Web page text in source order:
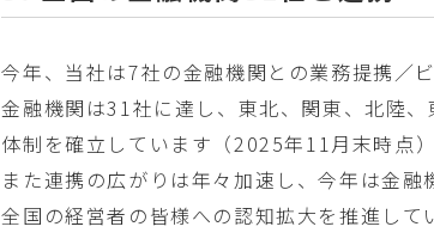
今年、当社は7社の金融機関との業務提携／
金融機関は31社に達し、東北、関東、北陸
体制を確立しています（2025年11月末時点）
また連携の広がりは年々加速し、今年は金融
全国の経営者の皆様への認知拡大を推進して